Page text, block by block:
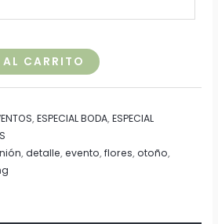
CARRITO
,ESPECIAL BODA,ESPECIAL
,detalle,evento,flores,otoño,